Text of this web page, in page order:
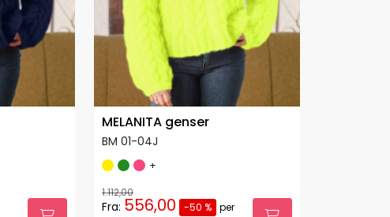
MELANITA genser
BM 01-04J
+
1.112,00
Fra: 556,00 -50 % per